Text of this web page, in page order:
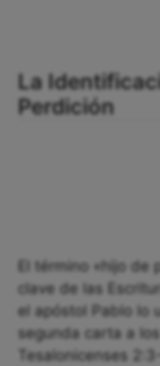
La
Perdición
El término «hijo
clave de las
el apóstol Pablo lo
segunda carta a
Tesalonicenses